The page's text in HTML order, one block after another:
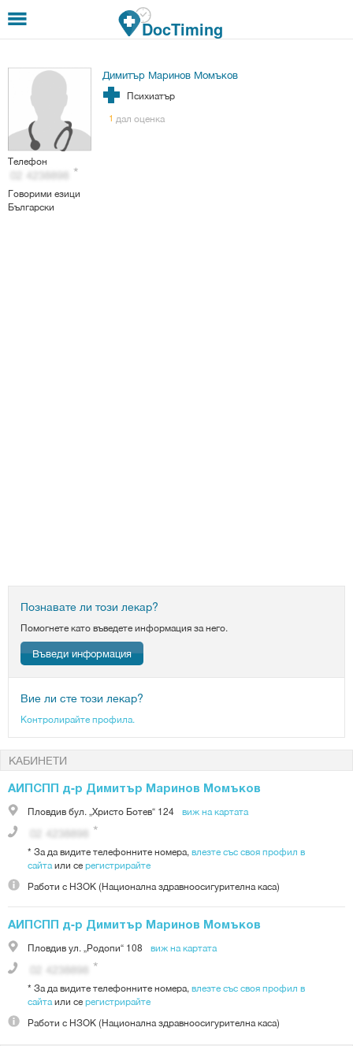
Премини към основното съдържание
DocTiming
Димитър Маринов Момъков
Психиатър
1 дал оценка
Телефон
Говорими езици
Български
Познавате ли този лекар?
Помогнете като въведете информация за него.
Въведи информация
Вие ли сте този лекар?
Контролирайте профила.
КАБИНЕТИ
АИПСПП д-р Димитър Маринов Момъков
Пловдивбул. „Христо Ботев“ 124 виж на картата
* За да видите телефонните номера, влезте със своя профил в
сайтаили серегистрирайте
Работи с НЗОК (Национална здравноосигурителна каса)
АИПСПП д-р Димитър Маринов Момъков
Пловдивул. „Родопи“ 108 виж на картата
* За да видите телефонните номера, влезте със своя профил в
сайтаили серегистрирайте
Работи с НЗОК (Национална здравноосигурителна каса)